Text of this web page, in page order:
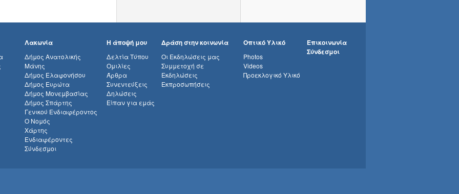
Λακωνία
Δήμος Ανατολικής
Μάνης
Δήμος Ελαφονήσου
Δήμος Ευρώτα
Δήμος Μονεμβασίας
Δήμος Σπάρτης
Γενικού Ενδιαφέροντος
Ο Νομός
Χάρτης
Ενδιαφέροντες
Σύνδεσμοι
Η άποψή μου
Δελτία Τύπου
Ομιλίες
Άρθρα
Συνεντεύξεις
Δηλώσεις
Είπαν για εμάς
Δράση στην κοινωνία
Οι Εκδηλώσεις μας
Συμμετοχή σε
Εκδηλώσεις
Εκπροσωπήσεις
Οπτικό Υλικό
Photos
Videos
Προεκλογικό Υλικό
Επικοινωνία
Σύνδεσμοι